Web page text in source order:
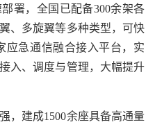
署，全国已配备300余架各
、多旋翼等多种类型，可快
应急通信融合接入平台，实
入、调度与管理，大幅提升
建成1500余座具备高通量